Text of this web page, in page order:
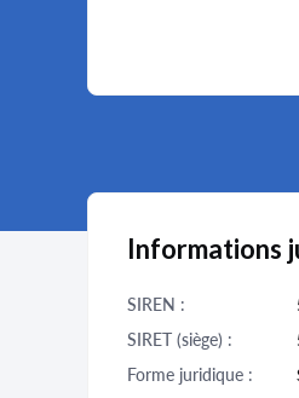
Informations
SIREN :
SIRET (siège) :
Forme juridique :